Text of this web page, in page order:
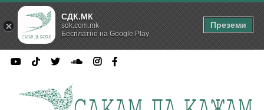
СДК.МК
sdk.com.mk
Бесплатно на Google Play
Преземи